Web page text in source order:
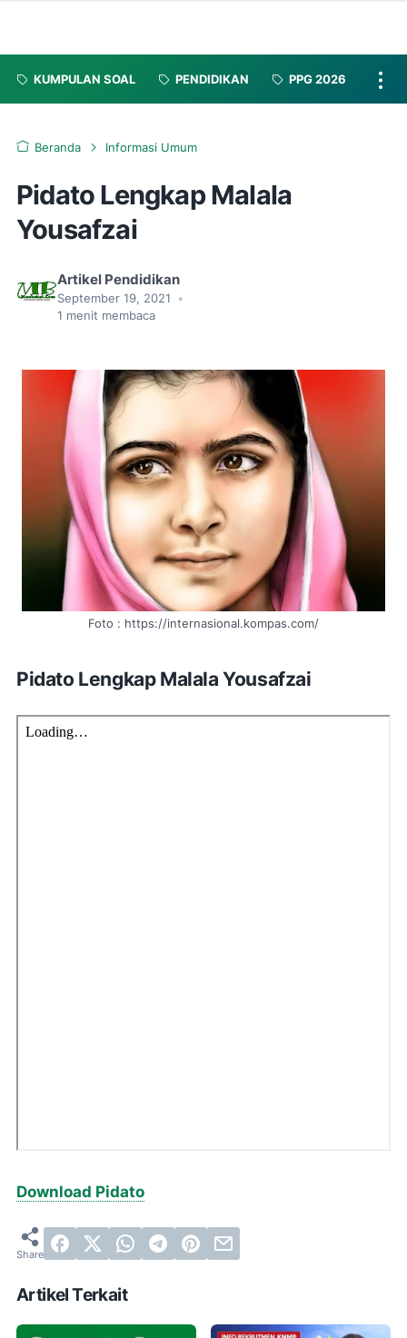
KUMPULAN SOAL PENDIDIKAN PPG 2026
Beranda Informasi Umum
Pidato Lengkap Malala
Yousafzai
Artikel Pendidikan
September 19, 2021
•
1 menit membaca
Foto : https://internasional.kompas.com/
Pidato Lengkap Malala Yousafzai
Download Pidato
Artikel Terkait